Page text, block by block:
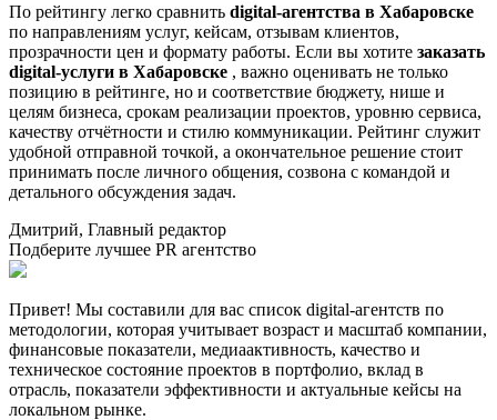
По рейтингу легко сравнить digital-агентства в Хабаровске
по направлениям услуг, кейсам, отзывам клиентов,
прозрачности цен и формату работы. Если вы хотите заказать
digital-услуги в Хабаровске , важно оценивать не только
позицию в рейтинге, но и соответствие бюджету, нише и
целям бизнеса, срокам реализации проектов, уровню сервиса,
качеству отчётности и стилю коммуникации. Рейтинг служит
удобной отправной точкой, а окончательное решение стоит
принимать после личного общения, созвона с командой и
детального обсуждения задач.
Дмитрий, Главный редактор
Подберите лучшее PR агентство
Привет! Мы составили для вас список digital-агентств по
методологии, которая учитывает возраст и масштаб компании,
финансовые показатели, медиаактивность, качество и
техническое состояние проектов в портфолио, вклад в
отрасль, показатели эффективности и актуальные кейсы на
локальном рынке.